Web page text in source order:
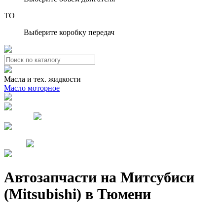
ТО
Выберите коробку передач
Масла и тех. жидкости
Масло моторное
Автозапчасти на Митсубиси
(Mitsubishi) в Тюмени